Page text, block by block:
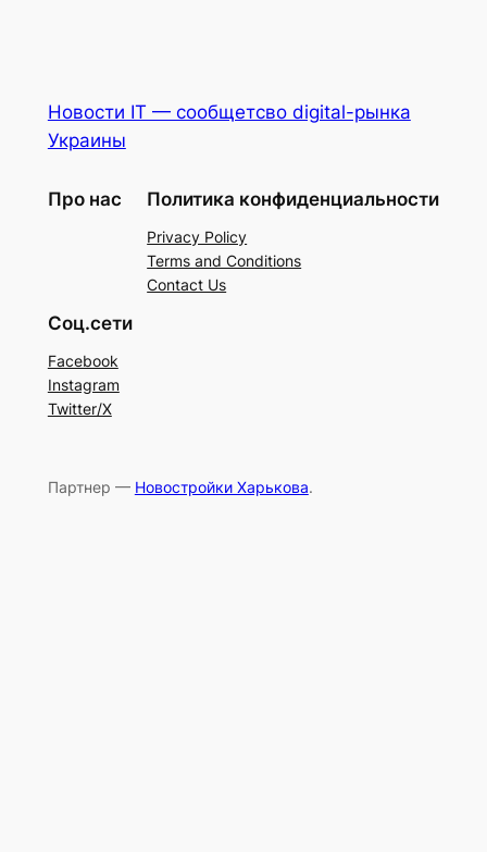
Новости IT — сообщетсво digital-рынка
Украины
Про нас Политика конфиденциальности
Privacy Policy
Terms and Conditions
Contact Us
Соц.сети
Facebook
Instagram
Twitter/X
Партнер — Новостройки Харькова.